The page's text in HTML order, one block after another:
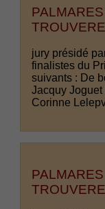
jury présidé
finalistes du
suivants : De
Jacquy
Corinne